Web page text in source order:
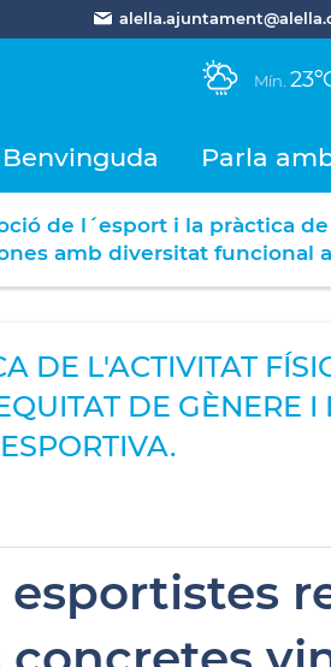
Mín.
Benvinguda Parla
de l´esport i la pràctica
amb diversitat funcional
DE L'ACTIVITAT
DE GÈNERE I